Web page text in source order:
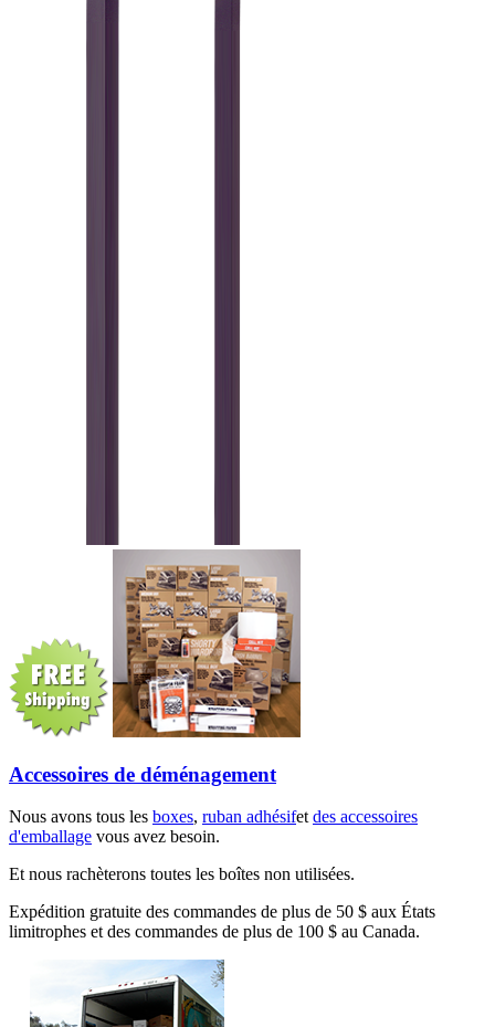
Accessoires de déménagement
Nous avons tous les boxes, ruban adhésifetdes accessoires
d'emballage vous avez besoin.
Et nous rachèterons toutes les boîtes non utilisées.
Expédition gratuite des commandes de plus de 50 $ aux États
limitrophes et des commandes de plus de 100 $ au Canada.